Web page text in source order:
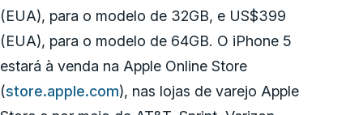
(EUA), para o modelo de 32GB, e US$399
(EUA), para o modelo de 64GB. O iPhone 5
estará à venda na Apple Online Store
(store.apple.com), nas lojas de varejo Apple